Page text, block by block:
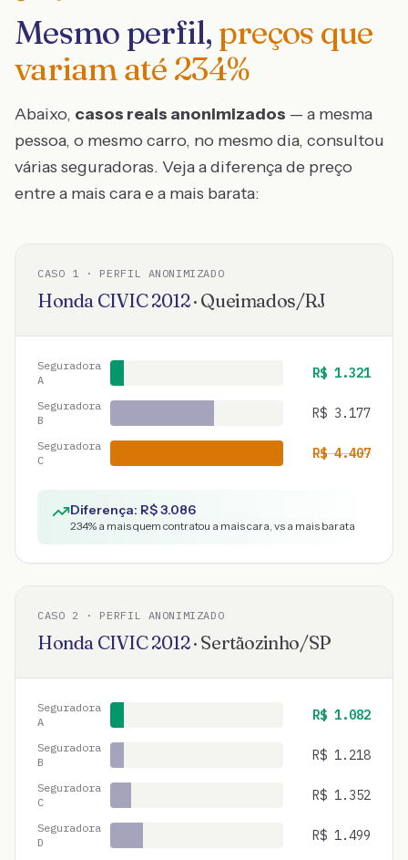
Mesmo perfil, preços que
variam até 234%
Abaixo, casos reais anonimizados — a mesma
pessoa, o mesmo carro, no mesmo dia, consultou
várias seguradoras. Veja a diferença de preço
entre a mais cara e a mais barata:
CASO 1 · PERFIL ANONIMIZADO
Honda CIVIC2012· Queimados/RJ
Seguradora
A
R$ 1.321
Seguradora
B
R$ 3.177
Seguradora
C
R$4.407
Diferença: R$3.086
234% a mais quem contratou a mais cara, vs a mais barata
CASO 2 · PERFIL ANONIMIZADO
Honda CIVIC2012· Sertãozinho/SP
Seguradora
A
R$ 1.082
Seguradora
B
R$ 1.218
Seguradora
C
R$ 1.352
Seguradora
D
R$ 1.499